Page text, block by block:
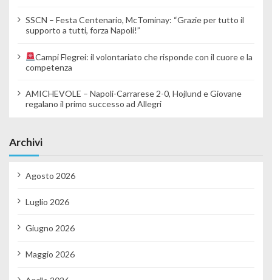
SSCN – Festa Centenario, McTominay: “Grazie per tutto il
supporto a tutti, forza Napoli!”
Campi Flegrei: il volontariato che risponde con il cuore e la
competenza
AMICHEVOLE – Napoli-Carrarese 2-0, Hojlund e Giovane
regalano il primo successo ad Allegri
Archivi
Agosto 2026
Luglio 2026
Giugno 2026
Maggio 2026